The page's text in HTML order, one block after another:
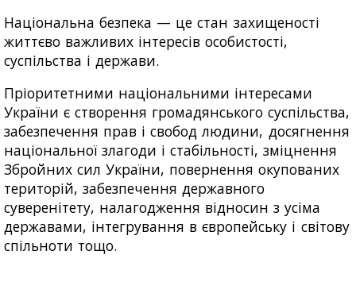
Національна безпека — це стан захищеності
життєво важливих інтересів особистості,
суспільства і держави.
Пріоритетними національними інтересами
України є створення громадянського суспільства,
забезпечення прав і свобод людини, досягнення
національної злагоди і стабільності, зміцнення
Збройних сил України, повернення окупованих
територій, забезпечення державного
суверенітету, налагодження відносин з усіма
державами, інтегрування в європейську і світову
спільноти тощо.